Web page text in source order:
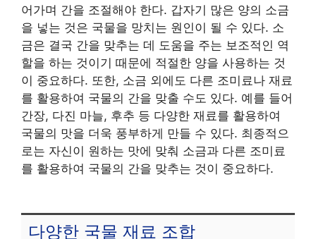
어가며 간을 조절해야 한다. 갑자기 많은 양의 소금
을 넣는 것은 국물을 망치는 원인이 될 수 있다. 소
금은 결국 간을 맞추는 데 도움을 주는 보조적인 역
할을 하는 것이기 때문에 적절한 양을 사용하는 것
이 중요하다. 또한, 소금 외에도 다른 조미료나 재료
를 활용하여 국물의 간을 맞출 수도 있다. 예를 들어
간장, 다진 마늘, 후추 등 다양한 재료를 활용하여
국물의 맛을 더욱 풍부하게 만들 수 있다. 최종적으
로는 자신이 원하는 맛에 맞춰 소금과 다른 조미료
를 활용하여 국물의 간을 맞추는 것이 중요하다.
다양한 국물 재료 조합